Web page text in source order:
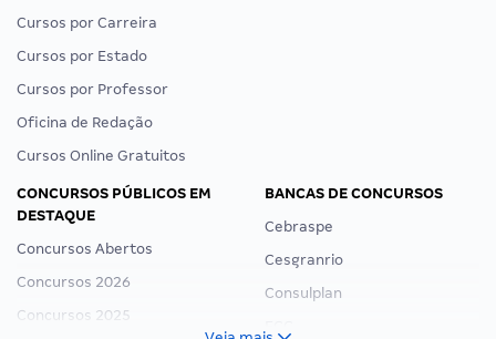
Cursos por Carreira
Cursos por Estado
Cursos por Professor
Oficina de Redação
Cursos Online Gratuitos
CONCURSOS PÚBLICOS EM
DESTAQUE
Concursos Abertos
Concursos 2026
Concursos 2025
BANCAS DE CONCURSOS
Cebraspe
Cesgranrio
Consulplan